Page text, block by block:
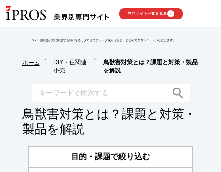
専門サイト一覧を見る
DIY・住関連小売に関連する気になるカタログにチェックを入れると、まとめてダウンロードいただけます。
ホーム
>
DIY・住関連
小売
>
鳥獣害対策とは？課題と対策・製品
を解説
鳥獣害対策とは？課題と対策・
製品を解説
目的・課題で絞り込む